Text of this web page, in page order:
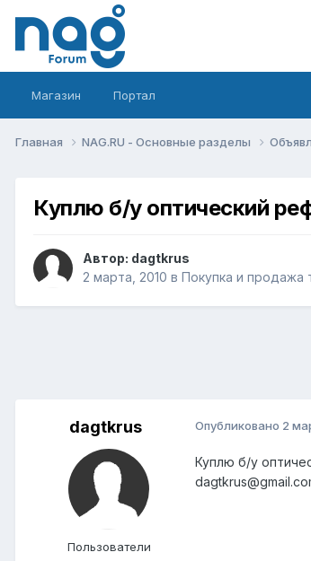
Магазин Портал
Главная NAG.RU - Основные разделы
Куплю б/у оптический
Автор: dagtkrus
2 марта, 2010 в Покупка и продажа
dagtkrus
Пользователи
Опубликовано 2
Куплю б/у